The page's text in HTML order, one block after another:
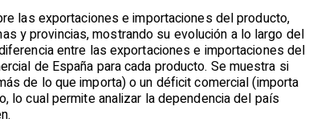
las exportaciones e importaciones del producto,
y provincias, mostrando su evolución a lo largo del
entre las exportaciones e importaciones del
de España para cada producto. Se muestra si
de lo que importa) o un déficit comercial (importa
lo cual permite analizar la dependencia del país